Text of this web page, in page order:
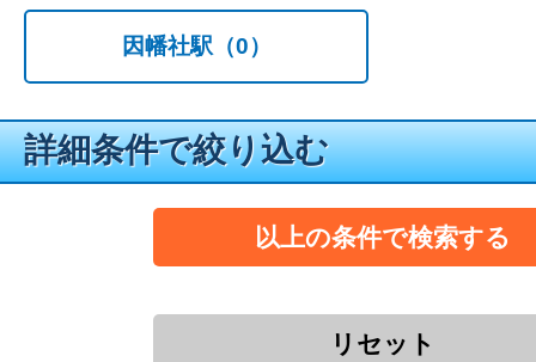
因幡社駅 （0）
詳細条件で絞り込む